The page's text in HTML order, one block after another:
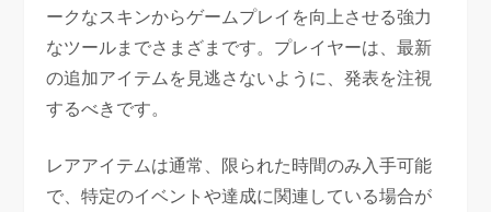
ークなスキンからゲームプレイを向上させる強力
なツールまでさまざまです。プレイヤーは、最新
の追加アイテムを見逃さないように、発表を注視
するべきです。
レアアイテムは通常、限られた時間のみ入手可能
で、特定のイベントや達成に関連している場合が